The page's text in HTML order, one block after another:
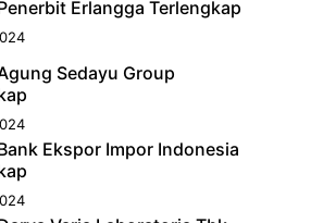
Erlangga Terlengkap
Sedayu Group
Ekspor Impor Indonesia